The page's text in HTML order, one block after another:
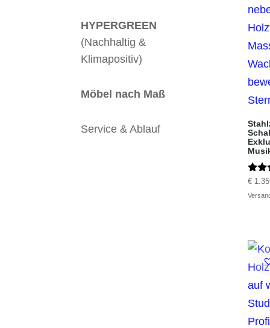
von
€
HYPERGREEN
(Nachhaltig &
Klimapositiv)
Möbel nach Maß
Service & Ablauf